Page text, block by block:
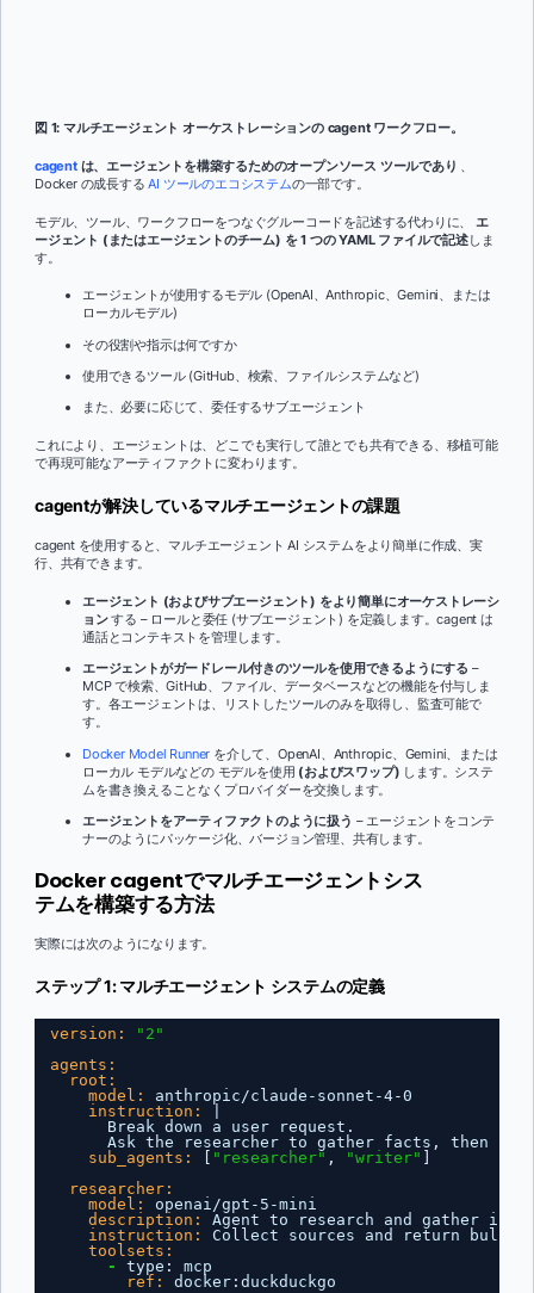
図 1: マルチエージェント オーケストレーションの cagent ワークフロー。
cagentは、エージェントを構築するためのオープンソース ツールであり 、
Docker の成長するAI ツールのエコシステムの一部です。
モデル、ツール、ワークフローをつなぐグルーコードを記述する代わりに、 エ
ージェント (またはエージェントのチーム) を 1 つの YAML ファイルで記述しま
す。
エージェントが使用するモデル (OpenAI、Anthropic、Gemini、または
ローカルモデル)
その役割や指示は何ですか
使用できるツール (GitHub、検索、ファイルシステムなど)
また、必要に応じて、委任するサブエージェント
これにより、エージェントは、どこでも実行して誰とでも共有できる、移植可能
で再現可能なアーティファクトに変わります。
cagentが解決しているマルチエージェントの課題
cagent を使用すると、マルチエージェント AI システムをより簡単に作成、実
行、共有できます。
エージェント (およびサブエージェント) をより簡単にオーケストレーシ
ョンする – ロールと委任 (サブエージェント) を定義します。cagent は
通話とコンテキストを管理します。
エージェントがガードレール付きのツールを使用できるようにする –
MCP で検索、GitHub、ファイル、データベースなどの機能を付与しま
す。各エージェントは、リストしたツールのみを取得し、監査可能で
す。
Docker Model Runner を介して、OpenAI、Anthropic、Gemini、または
ローカル モデルなどの モデルを使用 (およびスワップ) します。システ
ムを書き換えることなくプロバイダーを交換します。
エージェントをアーティファクトのように扱う – エージェントをコンテ
ナーのようにパッケージ化、バージョン管理、共有します。
Docker cagentでマルチエージェントシス
テムを構築する方法
実際には次のようになります。
ステップ 1: マルチエージェント システムの定義
version:
"2"
agents:
root:
model:
anthropic/claude-sonnet-4-0
instruction:
Break down a user request.
Ask the researcher to gather facts ,
then
sub_agents:
"researcher" , "writer"
researcher:
model:
openai/gpt-5-mini
description:
Agent to research and gather
instruction:
Collect sources and return
toolsets:
-
type :
mcp
ref:
docker: duckduckgo